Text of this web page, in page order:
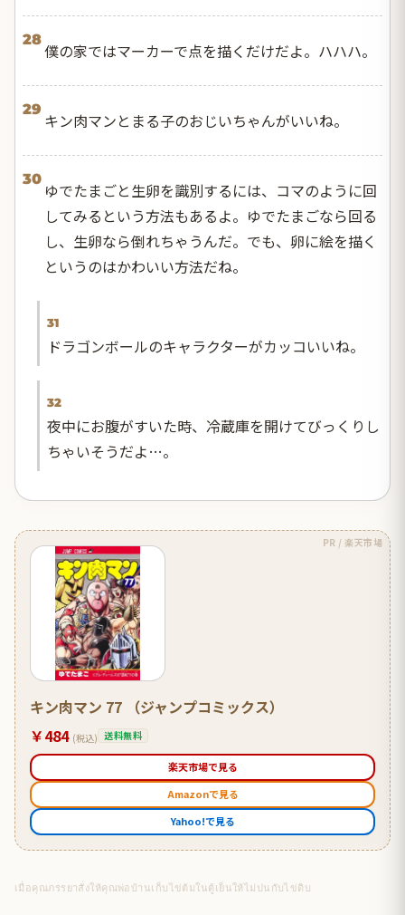
28
僕の家ではマーカーで点を描くだけだよ。ハハハ。
29
キン肉マンとまる子のおじいちゃんがいいね。
30
ゆでたまごと生卵を識別するには、コマのように回
してみるという方法もあるよ。ゆでたまごなら回る
し、生卵なら倒れちゃうんだ。でも、卵に絵を描く
というのはかわいい方法だね。
31
ドラゴンボールのキャラクターがカッコいいね。
32
夜中にお腹がすいた時、冷蔵庫を開けてびっくりし
ちゃいそうだよ…。
PR / 楽天市場
キン肉マン 77 （ジャンプコミックス）
￥484 (税込) 送料無料
楽天市場で見る
Amazonで見る
Yahoo!で見る
เมื่อคุณภรรยาสั่งให้คุณพ่อบ้านเก็บไข่ต้มในตู้เย็นให้ไม่ปนกับไข่ดิบ